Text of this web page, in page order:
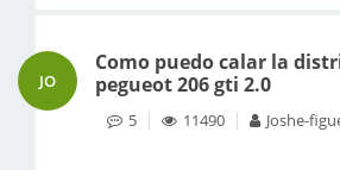
JO
Como puedo calar la
pegueot 206 gti 2.0
5 11490 Joshe-